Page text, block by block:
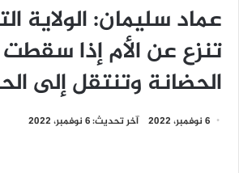
عماد سليمان: الولاية
تنزع عن الأم إذا
الحضانة وتنتقل إلى
6 نوفمبر، 2022 آخر تحديث: 6 نوفمبر، 2022